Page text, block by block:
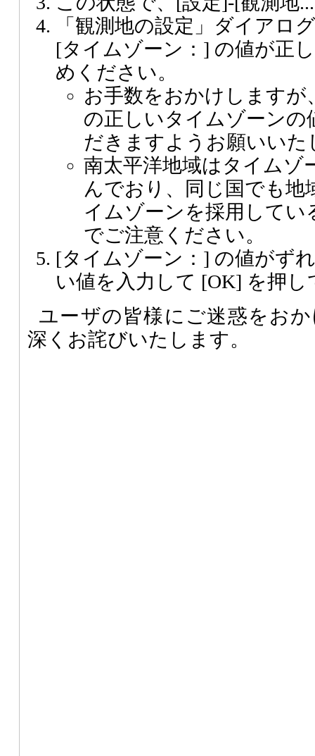
「観測地の設定」ダイアロ
[タイムゾーン：] の値が正
めください。
お手数をおかけしますが
の正しいタイムゾーンの
だきますようお願いいた
南太平洋地域はタイムゾ
んでおり、同じ国でも地
イムゾーンを採用してい
でご注意ください。
[タイムゾーン：] の値がず
い値を入力して [OK] を押
ユーザの皆様にご迷惑をお
深くお詫びいたします。